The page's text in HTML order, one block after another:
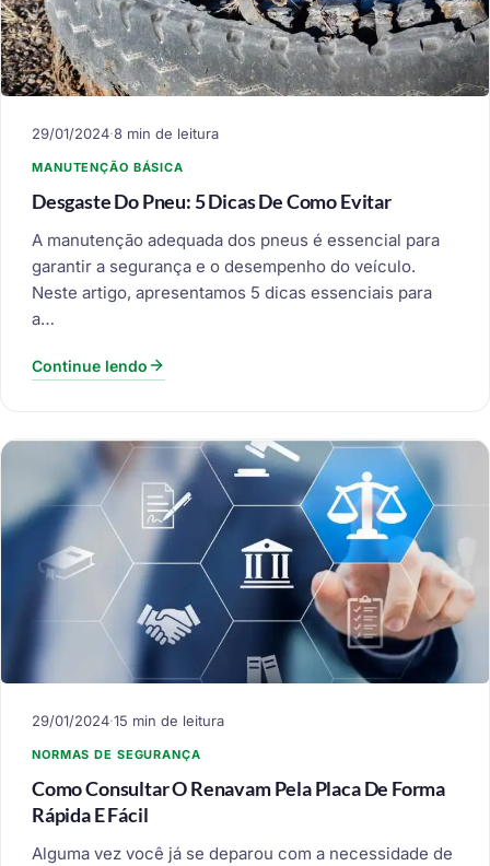
29/01/2024·8 min de leitura
MANUTENÇÃO BÁSICA
Desgaste Do Pneu: 5 Dicas De Como Evitar
A manutenção adequada dos pneus é essencial para
garantir a segurança e o desempenho do veículo.
Neste artigo, apresentamos 5 dicas essenciais para
a…
Continue lendo
29/01/2024·15 min de leitura
NORMAS DE SEGURANÇA
Como Consultar O Renavam Pela Placa De Forma
Rápida E Fácil
Alguma vez você já se deparou com a necessidade de